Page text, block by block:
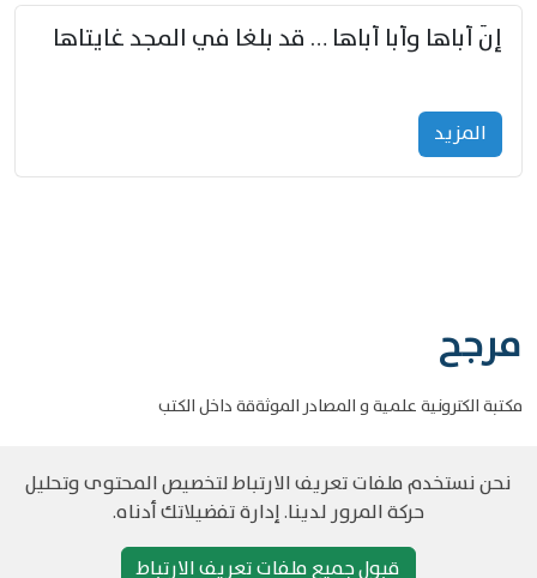
إنّ أباها وأبا أباها … قد بلغا في المجد غايتاها
المزید
مرجح
مكتبة الكترونية علمية و المصادر الموثةقة داخل الكتب
حقوق الطبع والنشر مرجح جميع الحقوق محفوظةسياسة و الخصوصية
نحن نستخدم ملفات تعريف الارتباط لتخصيص المحتوى وتحليل
حركة المرور لدينا. إدارة تفضيلاتك أدناه.
قبول جميع ملفات تعريف الارتباط